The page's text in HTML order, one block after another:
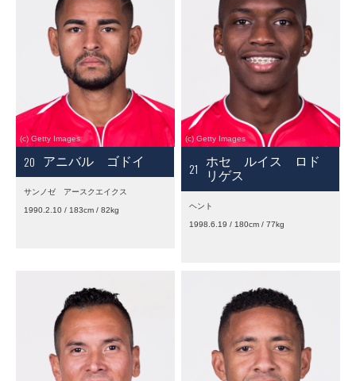
20 アニバル ゴドイ
サンノゼ アースクエイクス
1990.2.10 / 183cm / 82kg
21
ホセ ルイス ロド
リゲス
ヘント
1998.6.19 / 180cm / 77kg